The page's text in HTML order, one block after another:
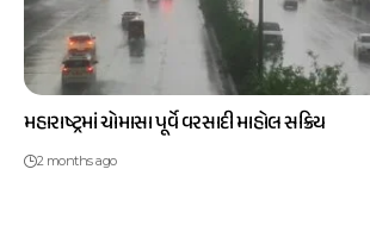
મહારાષ્ટ્રમાં ચોમાસા પૂર્વે વરસાદી માહોલ સક્રિય
2 months ago